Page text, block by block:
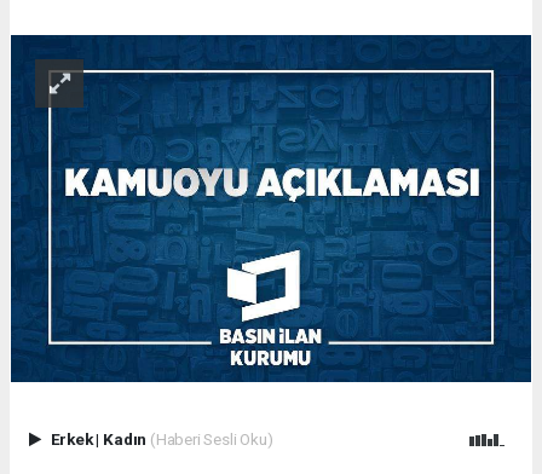
Erkek| Kadın (Haberi Sesli Oku)